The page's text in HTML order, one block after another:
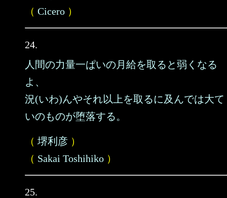
（ Cicero ）
24.
人間の力量一ぱいの月給を取ると弱くなる
よ、
況(いわ)んやそれ以上を取るに及んでは大て
いのものが堕落する。
（ 堺利彦 ）
（ Sakai Toshihiko ）
25.